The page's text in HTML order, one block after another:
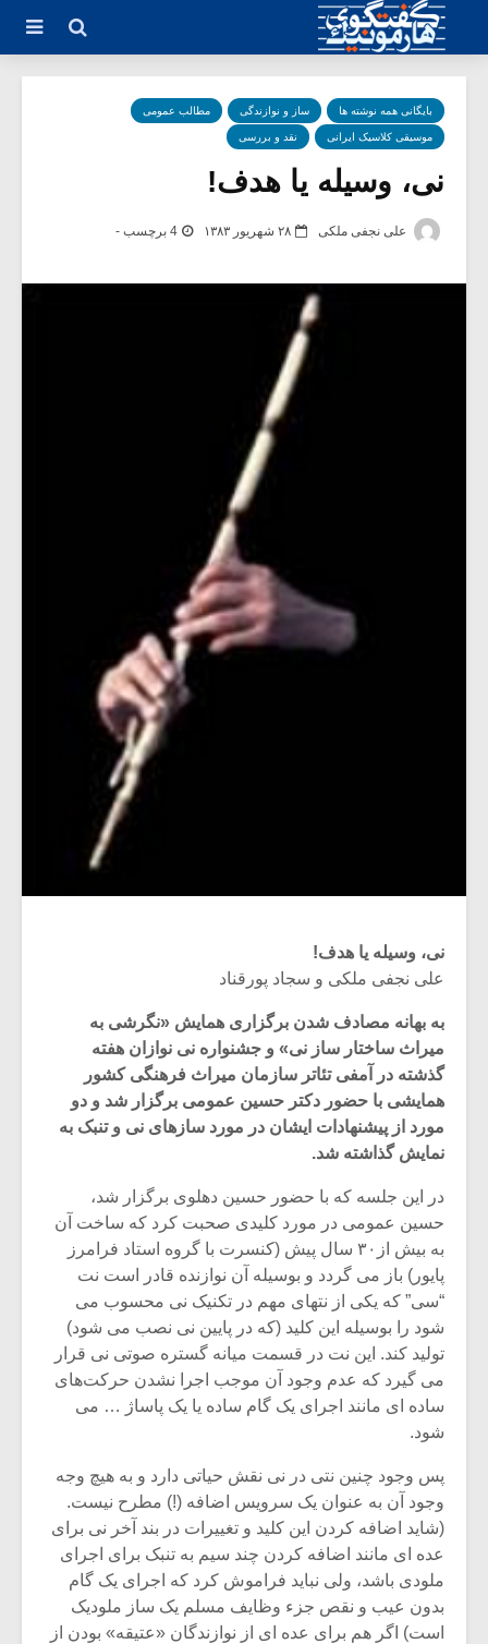
بایگانی همه نوشته ها ساز و نوازندگی مطالب عمومی
موسیقی کلاسیک ایرانی نقد و بررسی
نی، وسیله یا هدف!
علی نجفی ملکی ۲۸ شهریور ۱۳۸۳ 4 برچسب -
نی، وسیله یا هدف!
علی نجفی ملکی و سجاد پورقناد
به بهانه مصادف شدن برگزاری همایش «نگرشی به
میراث ساختار ساز نی» و جشنواره نی نوازان هفته
گذشته در آمفی تئاتر سازمان میراث فرهنگی کشور
همایشی با حضور دکتر حسین عمومی برگزار شد و دو
مورد از پیشنهادات ایشان در مورد سازهای نی و تنبک به
نمایش گذاشته شد.
در این جلسه که با حضور حسین دهلوی برگزار شد،
حسین عمومی در مورد کلیدی صحبت کرد که ساخت آن
به بیش از۳۰ سال پیش (کنسرت با گروه استاد فرامرز
پایور) باز می گردد و بوسیله آن نوازنده قادر است نت
“سی” که یکی از نتهای مهم در تکنیک نی محسوب می
شود را بوسیله این کلید (که در پایین نی نصب می شود)
تولید کند. این نت در قسمت میانه گستره صوتی نی قرار
می گیرد که عدم وجود آن موجب اجرا نشدن حرکت‌های
ساده ای مانند اجرای یک گام ساده یا یک پاساژ … می
شود.
پس وجود چنین نتی در نی نقش حیاتی دارد و به هیچ وجه
وجود آن به عنوان یک سرویس اضافه (!) مطرح نیست.
(شاید اضافه کردن این کلید و تغییرات در بند آخر نی برای
عده ای مانند اضافه کردن چند سیم به تنبک برای اجرای
ملودی باشد، ولی نباید فراموش کرد که اجرای یک گام
بدون عیب و نقص جزء وظایف مسلم یک ساز ملودیک
است) اگر هم برای عده ای از نوازندگان «عتیقه» بودن از
میکلوش روژا
اگر نمی توانی
مشهورترین باشی،
بدنام ترین باش
برگزار
سکانسی
موسیقی